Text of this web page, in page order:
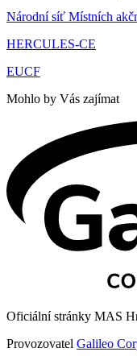
Národní síť Místních
HERCULES-CE
EUCF
Mohlo by Vás zajímat
Oficiální stránky MAS
Provozovatel Galileo